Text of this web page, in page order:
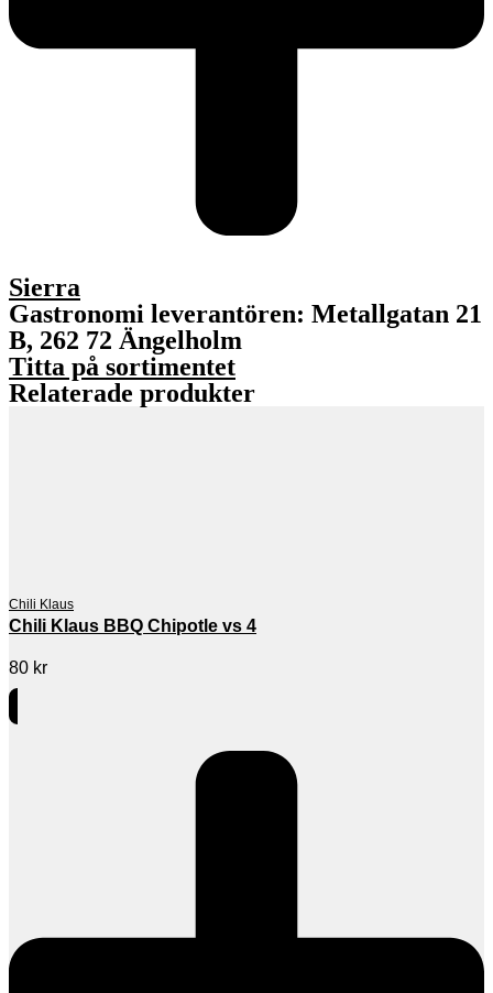
Sierra
Gastronomi leverantören: Metallgatan 21
B, 262 72 Ängelholm
Titta på sortimentet
Relaterade produkter
Chili Klaus
Chili Klaus BBQ Chipotle vs 4
80 kr